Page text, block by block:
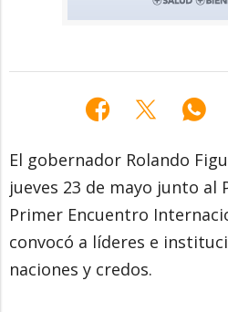
El gobernador Rolando
jueves 23 de mayo junto al
Primer Encuentro
convocó a líderes e
naciones y credos.